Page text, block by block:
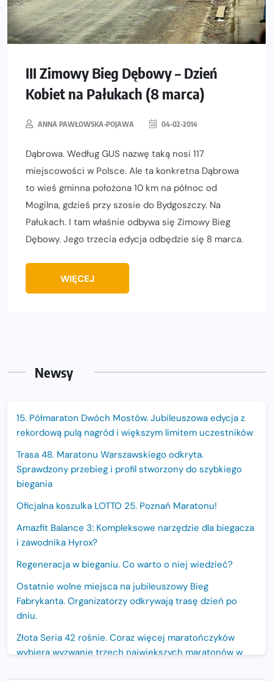
III Zimowy Bieg Dębowy – Dzień
Kobiet na Pałukach (8 marca)
ANNA PAWŁOWSKA-POJAWA 04-02-2014
Dąbrowa. Według GUS nazwę taką nosi 117
miejscowości w Polsce. Ale ta konkretna Dąbrowa
to wieś gminna położona 10 km na północ od
Mogilna, gdzieś przy szosie do Bydgoszczy. Na
Pałukach. I tam właśnie odbywa się Zimowy Bieg
Dębowy. Jego trzecia edycja odbędzie się 8 marca.
WIĘCEJ
Newsy
15. Półmaraton Dwóch Mostów. Jubileuszowa edycja z
rekordową pulą nagród i większym limitem uczestników
Trasa 48. Maratonu Warszawskiego odkryta.
Sprawdzony przebieg i profil stworzony do szybkiego
biegania
Oficjalna koszulka LOTTO 25. Poznań Maratonu!
Amazfit Balance 3: Kompleksowe narzędzie dla biegacza
i zawodnika Hyrox?
Regeneracja w bieganiu. Co warto o niej wiedzieć?
Ostatnie wolne miejsca na jubileuszowy Bieg
Fabrykanta. Organizatorzy odkrywają trasę dzień po
dniu.
Złota Seria 42 rośnie. Coraz więcej maratończyków
wybiera wyzwanie trzech największych maratonów w